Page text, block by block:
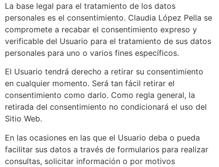
La base legal para el tratamiento de los datos
personales es el consentimiento. Claudia López Pella se
compromete a recabar el consentimiento expreso y
verificable del Usuario para el tratamiento de sus datos
personales para uno o varios fines específicos.
El Usuario tendrá derecho a retirar su consentimiento
en cualquier momento. Será tan fácil retirar el
consentimiento como darlo. Como regla general, la
retirada del consentimiento no condicionará el uso del
Sitio Web.
En las ocasiones en las que el Usuario deba o pueda
facilitar sus datos a través de formularios para realizar
consultas, solicitar información o por motivos